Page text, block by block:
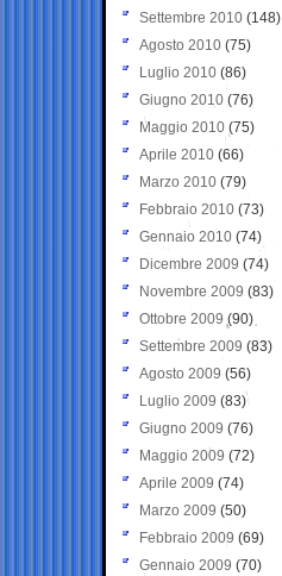
Settembre 2010 (148)
Agosto 2010 (75)
Luglio 2010 (86)
Giugno 2010 (76)
Maggio 2010 (75)
Aprile 2010 (66)
Marzo 2010 (79)
Febbraio 2010 (73)
Gennaio 2010 (74)
Dicembre 2009 (74)
Novembre 2009 (83)
Ottobre 2009 (90)
Settembre 2009 (83)
Agosto 2009 (56)
Luglio 2009 (83)
Giugno 2009 (76)
Maggio 2009 (72)
Aprile 2009 (74)
Marzo 2009 (50)
Febbraio 2009 (69)
Gennaio 2009 (70)